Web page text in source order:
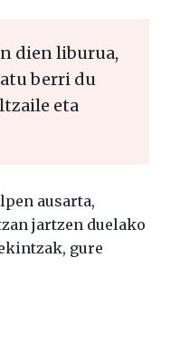
dien liburua,
berri du
eta
ausarta,
jartzen duelako
gure